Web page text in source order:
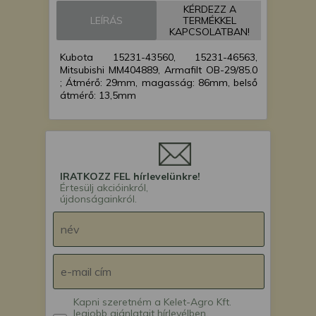
kistraktor
Kubota A-14 japán
Kubota A-15 japán
kistraktor
Kubota A-155 japán
Kubota A-17 japán
Kubota A-175F japán
kistraktor
Kubota A-19 japán
Kubota A-195 -10422
Kubota A-195 HST
LEÍRÁS
KÉRDEZZ A
TERMÉKKEL
KAPCSOLATBAN!
Kubota 15231-43560, 15231-46563,
Mitsubishi MM404889, Armafilt OB-29/85.0
; Átmérő: 29mm, magasság: 86mm, belső
átmérő: 13,5mm
IRATKOZZ FEL hírlevelünkre!
Értesülj akcióinkról,
újdonságainkról.
Kapni szeretném a Kelet-Agro Kft.
legjobb ajánlatait hírlevélben.